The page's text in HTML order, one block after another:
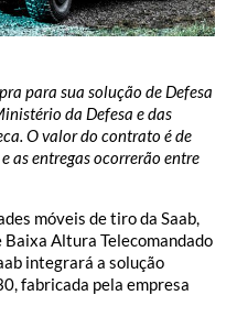
para sua solução de Defesa
da Defesa e das
O valor do contrato é de
as entregas ocorrerão entre
móveis de tiro da Saab,
Altura Telecomandado
integrará a solução
fabricada pela empresa